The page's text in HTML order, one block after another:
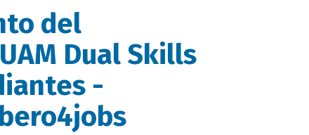
del
Dual Skills
-